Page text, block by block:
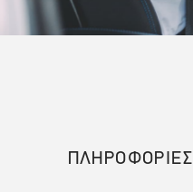
ΠΛΗΡΟΦΟΡΙΕΣ